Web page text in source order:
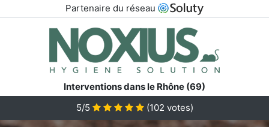
Partenaire du réseau
Interventions dans le Rhône (69)
5/5
(102 votes)